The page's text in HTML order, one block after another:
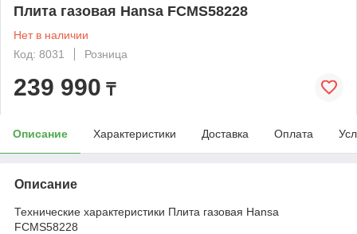
Плита газовая Hansa FCMS58228
Нет в наличии
Код: 8031
Розница
239 990 ₸
Описание Характеристики Доставка Оплата
Описание
Технические характеристики Плита газовая Hansa
FCMS58228